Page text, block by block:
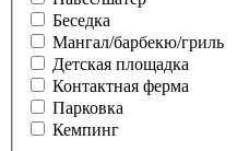
Беседка
Мангал/барбекю/гриль
Детская площадка
Контактная ферма
Парковка
Кемпинг